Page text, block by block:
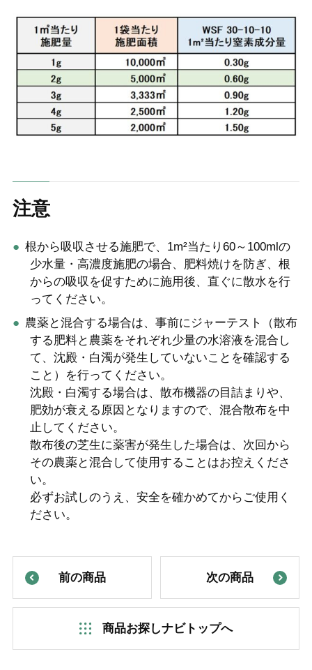
注意
根から吸収させる施肥で、1m²当たり60～100mlの
少水量・高濃度施肥の場合、肥料焼けを防ぎ、根
からの吸収を促すために施用後、直ぐに散水を行
ってください。
農薬と混合する場合は、事前にジャーテスト（散布
する肥料と農薬をそれぞれ少量の水溶液を混合し
て、沈殿・白濁が発生していないことを確認する
こと）を行ってください。
沈殿・白濁する場合は、散布機器の目詰まりや、
肥効が衰える原因となりますので、混合散布を中
止してください。
散布後の芝生に薬害が発生した場合は、次回から
その農薬と混合して使用することはお控えくださ
い。
必ずお試しのうえ、安全を確かめてからご使用く
ださい。
前の商品
商品お探しナビトップへ
次の商品